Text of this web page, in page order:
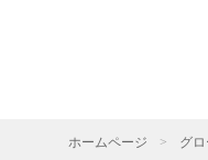
ホームページ > グ